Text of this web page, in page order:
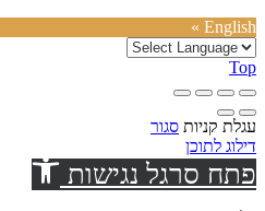
English »
Top
עגלת קניות סגור
דילוג לתוכן
פתח סרגל נגישות